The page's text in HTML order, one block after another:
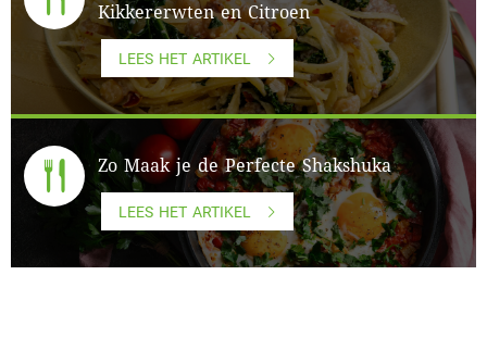
Kikkererwten en Citroen
LEES HET ARTIKEL
Zo Maak je de Perfecte Shakshuka
LEES HET ARTIKEL